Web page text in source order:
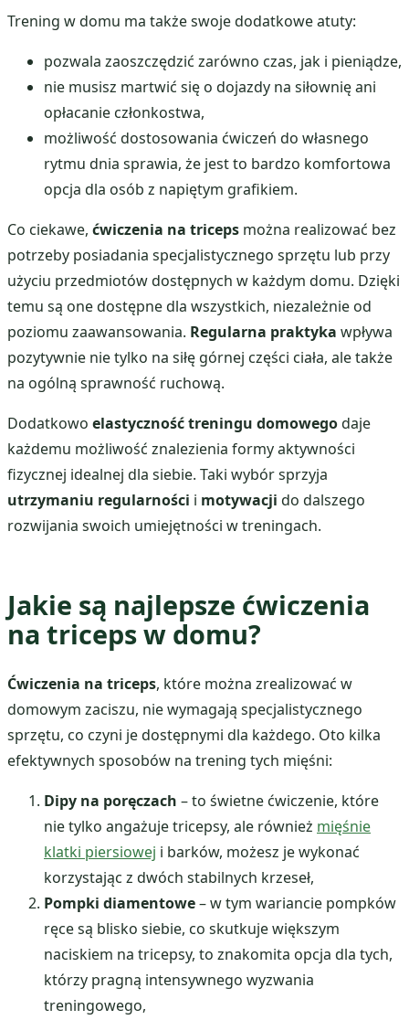
Trening w domu ma także swoje dodatkowe atuty:
pozwala zaoszczędzić zarówno czas, jak i pieniądze,
nie musisz martwić się o dojazdy na siłownię ani
opłacanie członkostwa,
możliwość dostosowania ćwiczeń do własnego
rytmu dnia sprawia, że jest to bardzo komfortowa
opcja dla osób z napiętym grafikiem.
Co ciekawe, ćwiczenia na triceps można realizować bez
potrzeby posiadania specjalistycznego sprzętu lub przy
użyciu przedmiotów dostępnych w każdym domu. Dzięki
temu są one dostępne dla wszystkich, niezależnie od
poziomu zaawansowania. Regularna praktyka wpływa
pozytywnie nie tylko na siłę górnej części ciała, ale także
na ogólną sprawność ruchową.
Dodatkowo elastyczność treningu domowegodaje
każdemu możliwość znalezienia formy aktywności
fizycznej idealnej dla siebie. Taki wybór sprzyja
utrzymaniu regularności i motywacji do dalszego
rozwijania swoich umiejętności w treningach.
Jakie są najlepsze ćwiczenia
na triceps w domu?
Ćwiczenia na triceps, które można zrealizować w
domowym zaciszu, nie wymagają specjalistycznego
sprzętu, co czyni je dostępnymi dla każdego. Oto kilka
efektywnych sposobów na trening tych mięśni:
Dipy na poręczach – to świetne ćwiczenie, które
nie tylko angażuje tricepsy, ale również mięśnie
klatki piersiowej i barków, możesz je wykonać
korzystając z dwóch stabilnych krzeseł,
Pompki diamentowe– w tym wariancie pompków
ręce są blisko siebie, co skutkuje większym
naciskiem na tricepsy, to znakomita opcja dla tych,
którzy pragną intensywnego wyzwania
treningowego,